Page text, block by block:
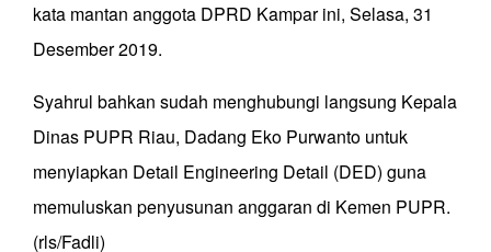
kata mantan anggota DPRD Kampar ini, Selasa, 31
Desember 2019.
Syahrul bahkan sudah menghubungi langsung Kepala
Dinas PUPR Riau, Dadang Eko Purwanto untuk
menyiapkan Detail Engineering Detail (DED) guna
memuluskan penyusunan anggaran di Kemen PUPR.
(rls/Fadli)